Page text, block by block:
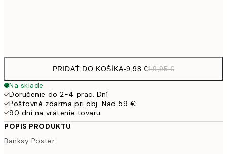
PRIDAŤ DO KOŠÍKA-9,98 €19,95 €
Na sklade
Doručenie do 2-4 prac. Dní
Poštovné zdarma pri obj. Nad 59 €
90 dní na vrátenie tovaru
POPIS PRODUKTU
Banksy Poster